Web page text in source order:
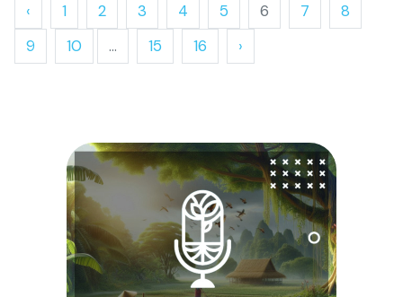
‹ 1 2 3 4 5 6 7
8
9
10 ... 15 16 ›